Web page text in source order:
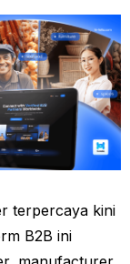
terpercaya kini
B2B ini